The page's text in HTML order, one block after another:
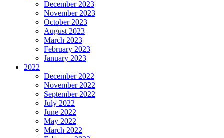
December 2023
November 2023
October 2023
August 2023
March 2023
February 2023
January 2023
2022
December 2022
November 2022
September 2022
July 2022
June 2022
May 2022
March 2022